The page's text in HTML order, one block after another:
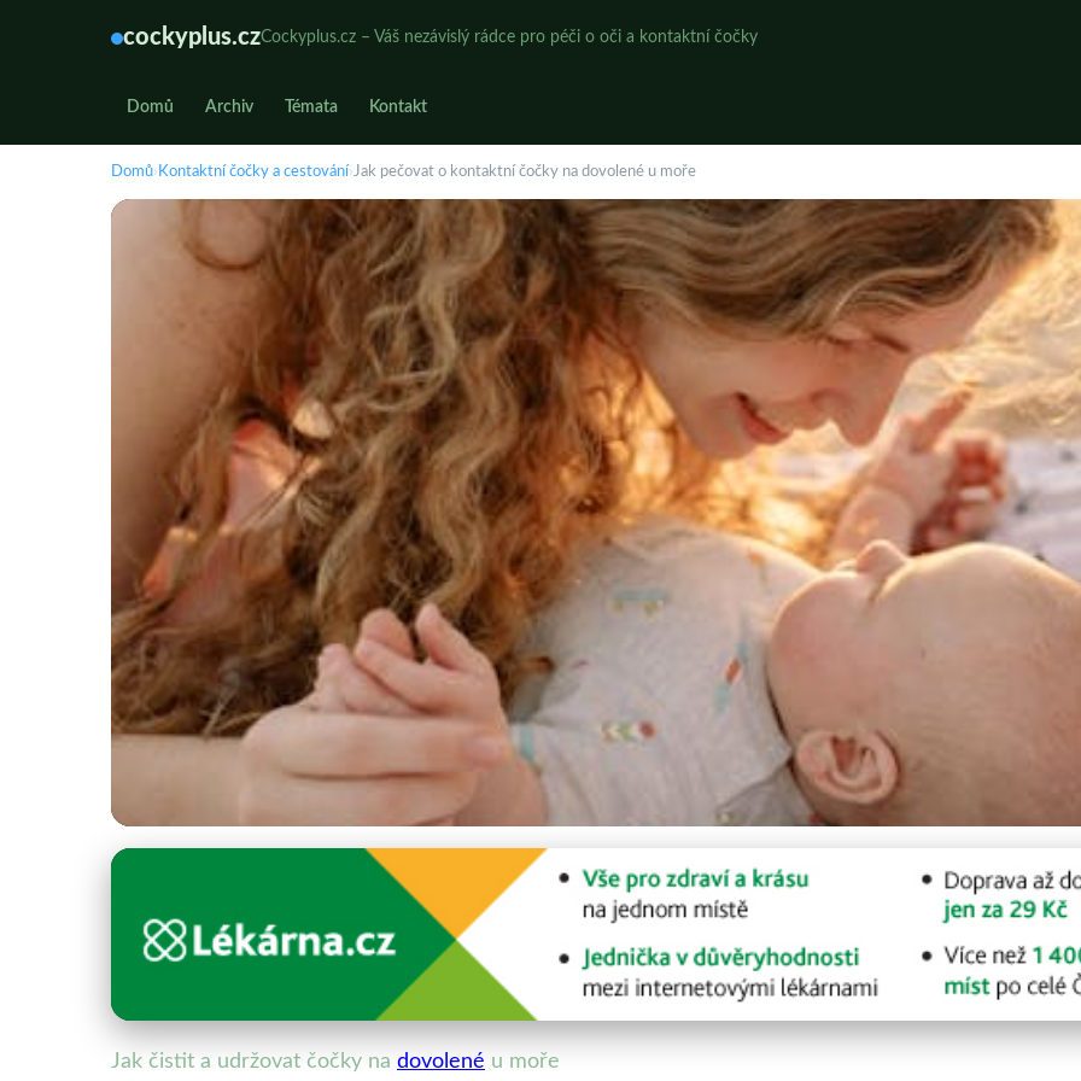
cockyplus.czCockyplus.cz – Váš nezávislý rádce pro péči o oči a kontaktní čočky
Domů Archiv Témata Kontakt
Domů› Kontaktní čočky a cestování›Jak pečovat o kontaktní čočky na dovolené u moře
Jak pečovat o kontaktní čočky na dovolené u
· 4 min čtení · Autor: Lucie Kučerová
Jak čistit a udržovat čočky na dovolené u moře